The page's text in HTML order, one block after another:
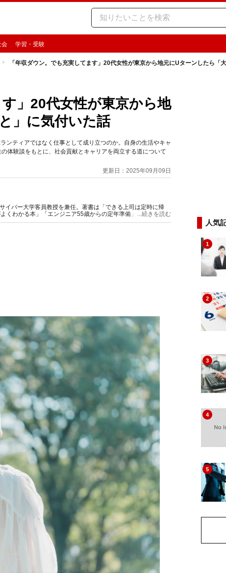
会 学習・受験
「年収ダウン。でも充実してます」20代女性が東京から地元にUターンしたら「
」20代女性が東京から地
」に気付いた話
ンティアではなく仕事として成り立つのか。自身の生活やキャ
体験談をもとに、社会貢献とキャリアを両立する道について
更新日：2025年09月09日
イバー大学客員教授を兼任。著書は「できる上司は定時に帰
くわかる本」「エンジニア55歳からの定年準備」他。元ヘッ
...続きを読む
人気
1
2
3
4
5